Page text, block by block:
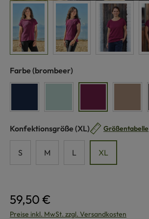
Farbe auswählen
(brombeer)
Konfektionsgröße auswählen
(XL) Größentabelle
S M L XL
59,50 €
Preise inkl. MwSt. zzgl. Versandkosten